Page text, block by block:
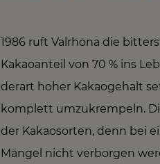
1986 ruft Valrhona die
Kakaoanteil von 70 % ins
derart hoher Kakaogehalt
komplett umzukrempeln.
der Kakaosorten, denn bei
Mängel nicht verborgen